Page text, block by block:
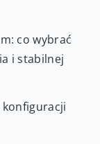
co wybrać
i stabilnej
konfiguracji